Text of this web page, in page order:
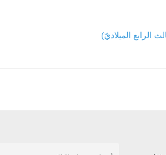
الرابع الميلاديّ)